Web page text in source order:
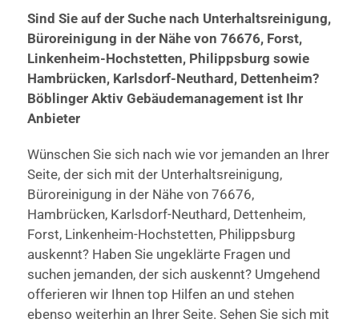
Sind Sie auf der Suche nach Unterhaltsreinigung,
Büroreinigung in der Nähe von 76676, Forst,
Linkenheim-Hochstetten, Philippsburg sowie
Hambrücken, Karlsdorf-Neuthard, Dettenheim?
Böblinger Aktiv Gebäudemanagement ist Ihr
Anbieter
Wünschen Sie sich nach wie vor jemanden an Ihrer
Seite, der sich mit der Unterhaltsreinigung,
Büroreinigung in der Nähe von 76676,
Hambrücken, Karlsdorf-Neuthard, Dettenheim,
Forst, Linkenheim-Hochstetten, Philippsburg
auskennt? Haben Sie ungeklärte Fragen und
suchen jemanden, der sich auskennt? Umgehend
offerieren wir Ihnen top Hilfen an und stehen
ebenso weiterhin an Ihrer Seite. Sehen Sie sich mit